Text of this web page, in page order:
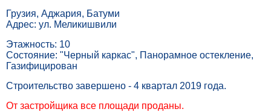
Грузия, Аджария, Батуми
Адрес: ул. Меликишвили
Этажность: 10
Состояние: "Черный каркас", Панорамное остекление,
Газифицирован
Строительство завершено - 4 квартал 2019 года.
От застройщика все площади проданы.